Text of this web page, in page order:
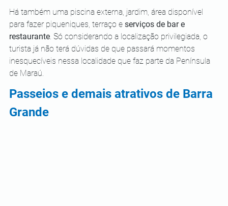
Há também uma piscina externa, jardim, área disponível
para fazer piqueniques, terraço e serviços de bar e
restaurante . Só considerando a localização privilegiada, o
turista já não terá dúvidas de que passará momentos
inesquecíveis nessa localidade que faz parte da Península
de Maraú.
Passeios e demais atrativos de Barra
Grande